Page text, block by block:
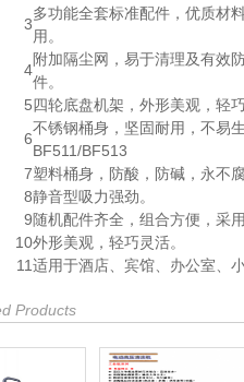
3
多功能全套标准配件，优质材
用。
4
附加隔尘网，易于清理及有效
件。
5四轮底盘机架，外形美观，轻巧
6
不锈钢桶身，坚固耐用，不易生
BF511/BF513
7塑料桶身，防酸，防碱，永不
8静音型吸力强劲。
9随机配件齐全，组合方便，采
10外形美观，轻巧灵活。
11适用于酒店、宾馆、办公室、
Products